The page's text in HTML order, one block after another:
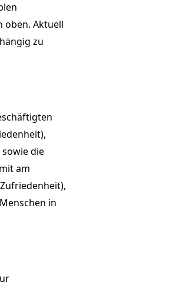
oben. Aktuell
zu
sowie die
am
in